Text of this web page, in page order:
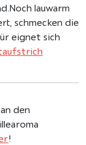
lauwarm
schmecken die
eignet sich
den
!